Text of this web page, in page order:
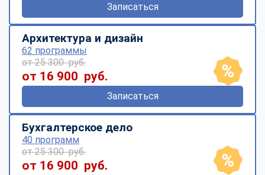
Записаться
Архитектура и дизайн
62 программы
от 25 300 руб.
от 16 900 руб.
Записаться
Бухгалтерское дело
40 программ
от 25 300 руб.
от 16 900 руб.